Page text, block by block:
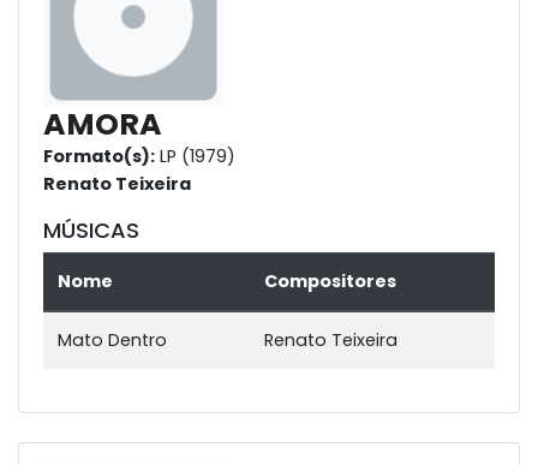
AMORA
Formato(s): LP (1979)
Renato Teixeira
MÚSICAS
Nome Compositores
Mato Dentro Renato Teixeira